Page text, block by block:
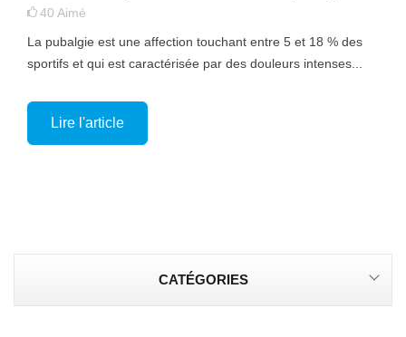
40 Aimé
La pubalgie est une affection touchant entre 5 et 18 % des
sportifs et qui est caractérisée par des douleurs intenses...
Lire l'article
CATÉGORIES